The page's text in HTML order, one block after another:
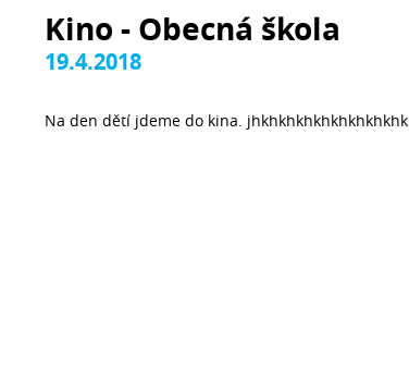
Kino - Obecná škola
19.4.2018
Na den dětí jdeme do kina. jhkhkhkhkhkhkhkhkhk